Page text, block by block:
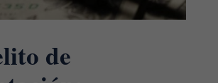
de